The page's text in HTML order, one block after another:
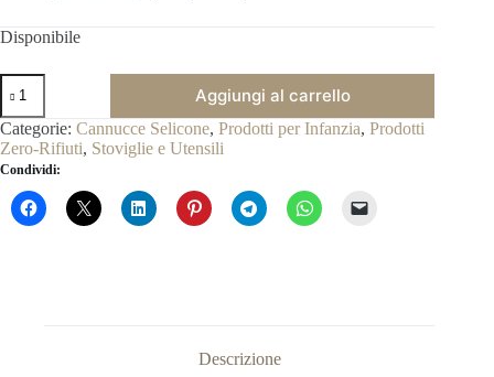
Disponibile
Cannucce
Divertenti
Riutilizzabili
per
Bambini
in
Silicone
quantità
Aggiungi al carrello
Categorie: Cannucce Selicone, Prodotti per Infanzia, Prodotti
Zero-Rifiuti, Stoviglie e Utensili
Condividi:
Descrizione